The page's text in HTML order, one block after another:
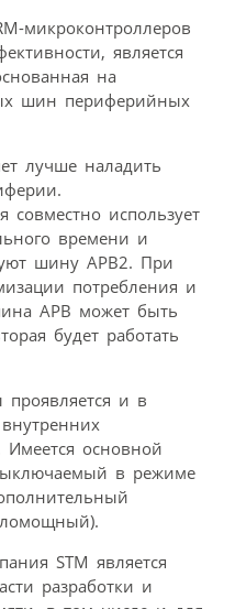
микроконтроллеров
является
на
шин периферийных
лучше наладить
совместно использует
времени и
шину APB2. При
потребления и
APB может быть
будет работать
проявляется и в
Имеется основной
в режиме
STM является
разработки и